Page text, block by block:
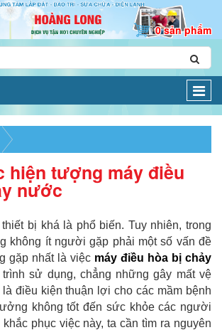
0 sản phẩm
hiện tượng máy điều
nước
bị khá là phổ biến. Tuy nhiên, trong
không ít người gặp phải một số vấn đề
gặp nhất là việc máy điều hòa bị chảy
trình sử dụng, chẳng những gây mất vệ
điều kiện thuận lợi cho các mầm bệnh
không tốt đến sức khỏe các người
phục việc này, ta cần tìm ra nguyên